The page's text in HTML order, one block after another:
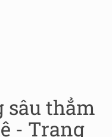
sâu thẳm
- Trang